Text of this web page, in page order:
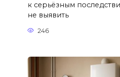
к серьёзным
не выявить
246